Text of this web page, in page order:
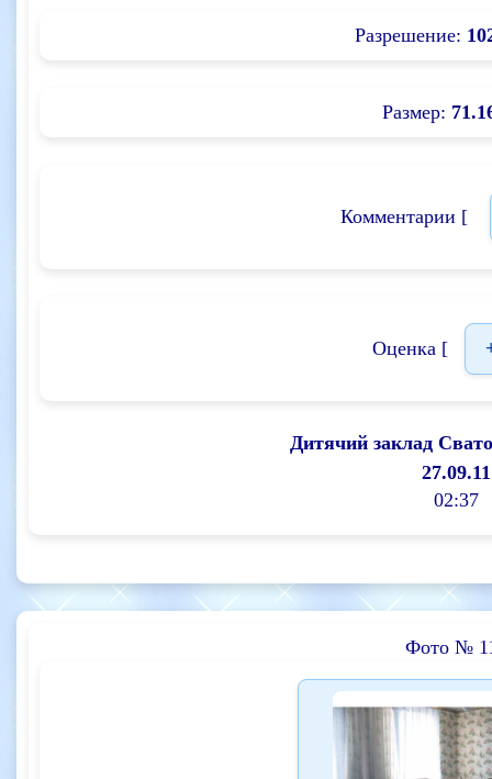
Разрешение:
Размер:
Комментарии [
Оценка [
Дитячий заклад
27.09.11
02:37
Фото №